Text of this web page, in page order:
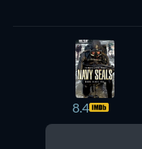
8.4